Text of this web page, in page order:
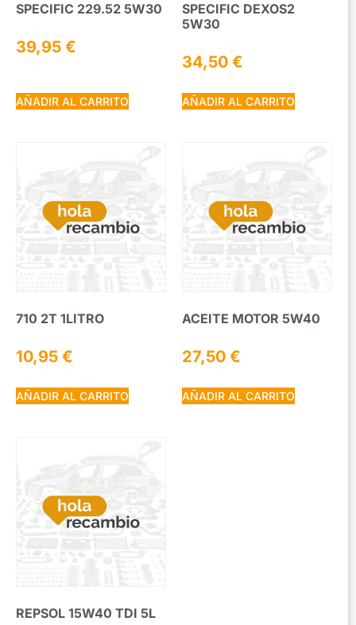
SPECIFIC 229.52 5W30
39,95 €
AÑADIR AL CARRITO
SPECIFIC DEXOS2
5W30
34,50 €
AÑADIR AL CARRITO
710 2T 1LITRO
10,95 €
AÑADIR AL CARRITO
ACEITE MOTOR 5W40
27,50 €
AÑADIR AL CARRITO
REPSOL 15W40 TDI 5L